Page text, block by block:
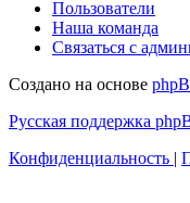
Пользователи
Наша команда
Связаться с
Создано на основе
Русская поддержка
Конфиденциальность |